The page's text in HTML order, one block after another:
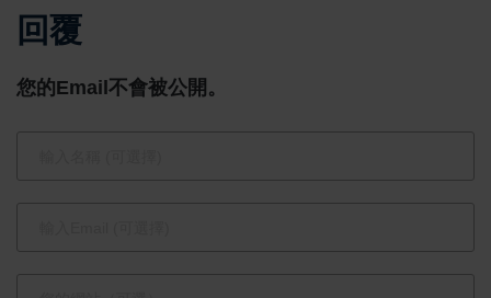
祖交流吸收
退役軍官遭
回覆
您的Email不會被公開。